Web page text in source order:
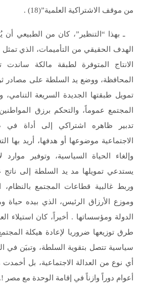
من موقف الاشتراكية العلمية”(18) .
ـ بهذا “التنظير”، كان من الطبيعي
الهدف الحقيقي من التأميمات، الذي
الانتاج المتوفرة لطبقة مالكة ساندت
المحافظة، ووضع يد السلطة على مصادر
تمويل طبقتها الجديدة السريعة التنامي،
المجتمع عموماً، والتحكم برزق
تدبير ظاهره اشتراكي إلى أداة في
الاجتماعية موضوعها أو هدفها، أريد بها
وإلغاء الحياة السياسية، وتوفير موارد
يستدعي تمويلها مد يد السلطة إلى ناتج
وربط غالبية قطاعات المجتمع
وموزع الأرزاق الرئيس، الذي بيده حياة
الدولة ومؤسساتها . أخيراً، كان استيلاء
طرق توزيعها ضروريا لإعادة هيكلة
سياسية تتصل بتقوية السلطة، وتبيَن في
أي نوع من العدالة الاجتماعية، بل
أعوام دوراً وازناً في إقامة الوحدة مع مصر !.